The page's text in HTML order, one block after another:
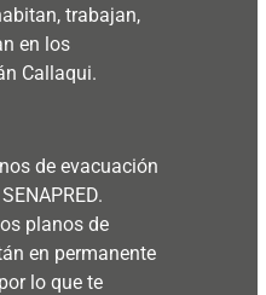
trabajan,
en los
Callaqui.
de evacuación
planos de
en permanente
lo que te